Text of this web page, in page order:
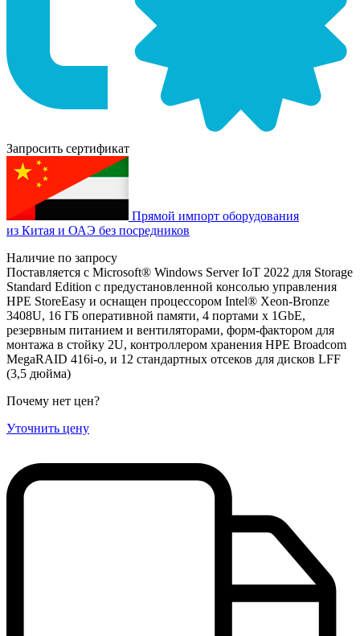
Запросить сертификат
Прямой импорт оборудования
из Китая и ОАЭ без посредников
Наличие по запросу
Поставляется с Microsoft® Windows Server IoT 2022 для Storage
Standard Edition с предустановленной консолью управления
HPE StoreEasy и оснащен процессором Intel® Xeon-Bronze
3408U, 16 ГБ оперативной памяти, 4 портами x 1GbE,
резервным питанием и вентиляторами, форм-фактором для
монтажа в стойку 2U, контроллером хранения HPE Broadcom
MegaRAID 416i-o, и 12 стандартных отсеков для дисков LFF
(3,5 дюйма)
Почему нет цен?
Уточнить цену